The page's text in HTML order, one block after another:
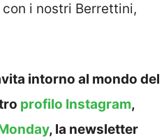
i nostri Berrettini,
intorno al mondo del
profilo Instagram,
, la newsletter